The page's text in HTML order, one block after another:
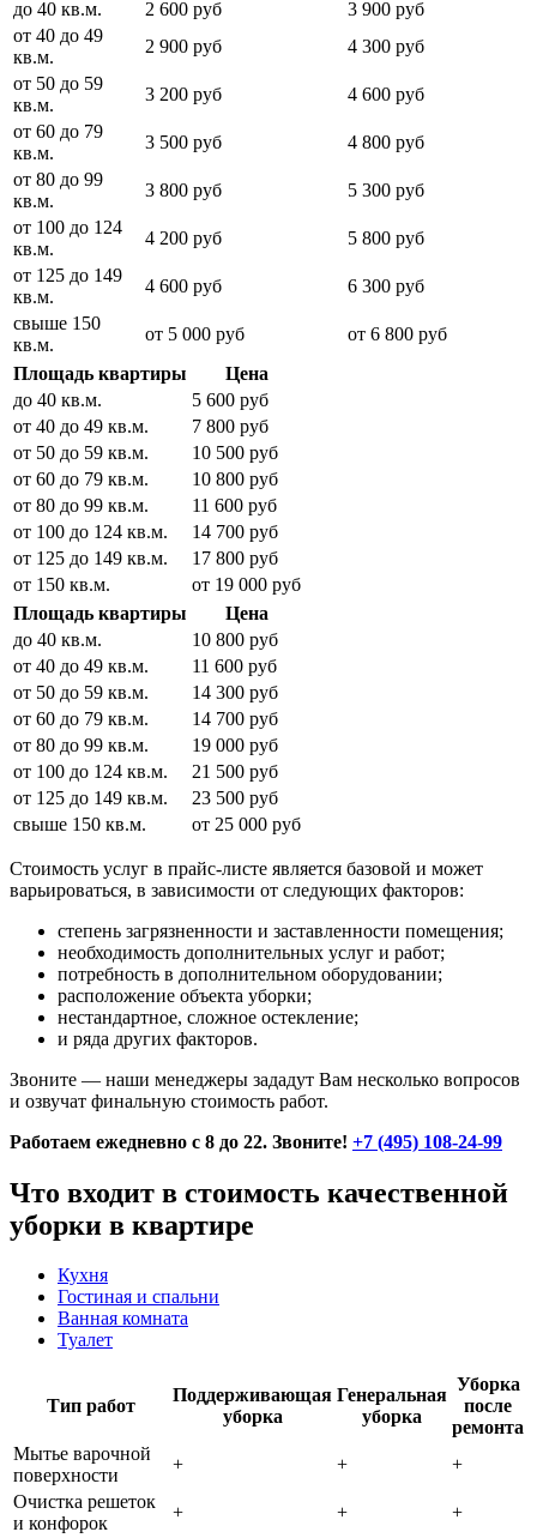
до 40 кв.м. 2 600 руб
3 900 руб
от 40 до 49
кв.м.
2 900 руб
4 300 руб
от 50 до 59
кв.м.
3 200 руб
4 600 руб
от 60 до 79
кв.м.
3 500 руб
4 800 руб
от 80 до 99
кв.м.
3 800 руб
5 300 руб
от 100 до 124
кв.м.
4 200 руб
5 800 руб
от 125 до 149
кв.м.
4 600 руб
6 300 руб
свыше 150
кв.м.
от 5 000 руб
от 6 800 руб
Площадь квартиры
Цена
до 40 кв.м.
5 600 руб
от 40 до 49 кв.м.
7 800 руб
от 50 до 59 кв.м.
10 500 руб
от 60 до 79 кв.м.
10 800 руб
от 80 до 99 кв.м.
11 600 руб
от 100 до 124 кв.м.
14 700 руб
от 125 до 149 кв.м.
17 800 руб
от 150 кв.м.
от 19 000 руб
Площадь квартиры
Цена
до 40 кв.м.
10 800 руб
от 40 до 49 кв.м.
11 600 руб
от 50 до 59 кв.м.
14 300 руб
от 60 до 79 кв.м.
14 700 руб
от 80 до 99 кв.м.
19 000 руб
от 100 до 124 кв.м.
21 500 руб
от 125 до 149 кв.м.
23 500 руб
свыше 150 кв.м.
от 25 000 руб
Стоимость услуг в прайс-листе является базовой и может
варьироваться, в зависимости от следующих факторов:
степень загрязненности и заставленности помещения;
необходимость дополнительных услуг и работ;
потребность в дополнительном оборудовании;
расположение объекта уборки;
нестандартное, сложное остекление;
и ряда других факторов.
Звоните — наши менеджеры зададут Вам несколько вопросов
и озвучат финальную стоимость работ.
Работаем ежедневно с 8 до 22. Звоните! +7 (495) 108-24-99
Что входит в стоимость качественной
уборки в квартире
Кухня
Гостиная и спальни
Ванная комната
Туалет
Тип работ
Поддерживающая
уборка
Генеральная
уборка
Уборка
после
ремонта
Мытье варочной
поверхности
+ +
+
Очистка решеток
и конфорок
+ +
+